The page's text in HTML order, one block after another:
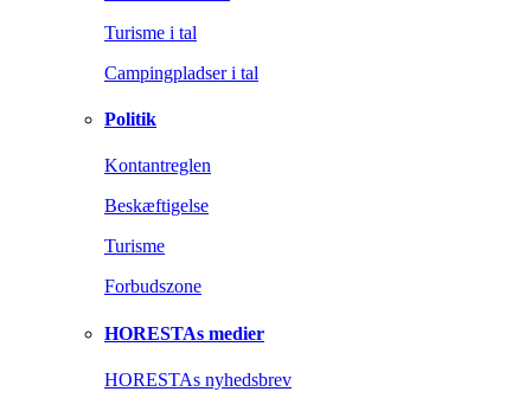
Turisme i tal
Campingpladser i tal
Politik
Kontantreglen
Beskæftigelse
Turisme
Forbudszone
HORESTAs medier
HORESTAs nyhedsbrev